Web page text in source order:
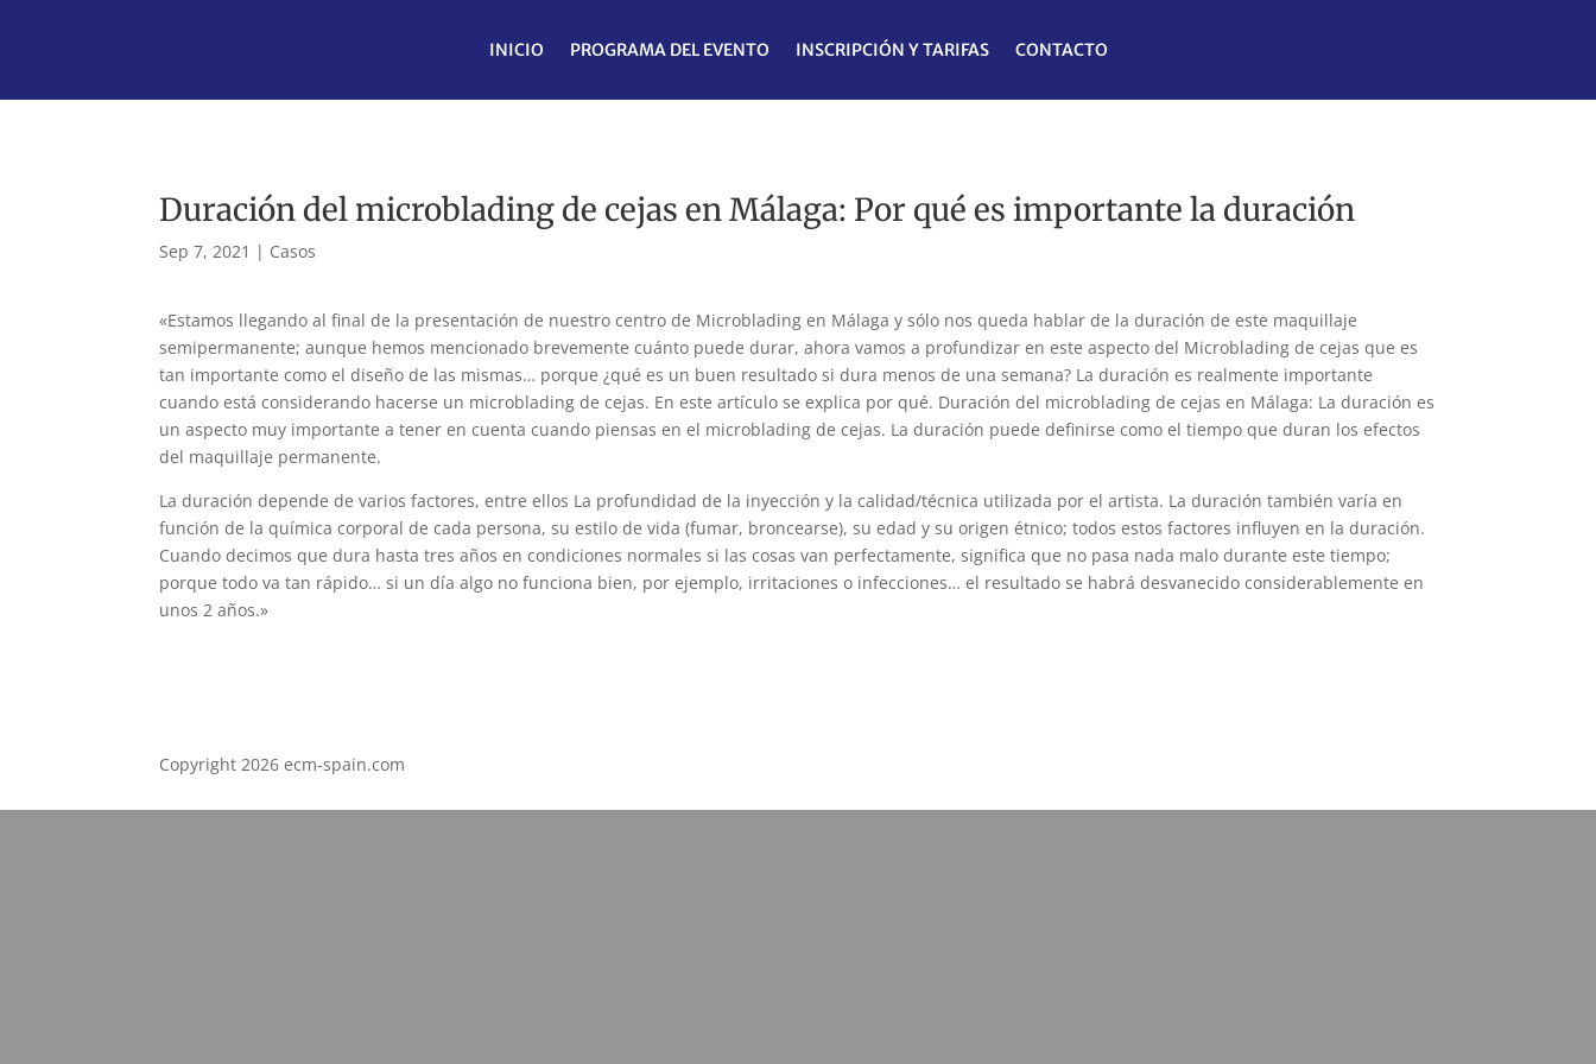
INICIO PROGRAMA DEL EVENTO INSCRIPCIÓN Y TARIFAS CONTACTO
Duración del microblading de cejas en Málaga: Por qué es importante la duración
Sep 7, 2021 | Casos
«Estamos llegando al final de la presentación de nuestro centro de Microblading en Málaga y sólo nos queda hablar de la duración de este maquillaje
semipermanente; aunque hemos mencionado brevemente cuánto puede durar, ahora vamos a profundizar en este aspecto del Microblading de cejas que es
tan importante como el diseño de las mismas… porque ¿qué es un buen resultado si dura menos de una semana? La duración es realmente importante
cuando está considerando hacerse un microblading de cejas. En este artículo se explica por qué. Duración del microblading de cejas en Málaga: La duración es
un aspecto muy importante a tener en cuenta cuando piensas en el microblading de cejas. La duración puede definirse como el tiempo que duran los efectos
del maquillaje permanente.
La duración depende de varios factores, entre ellos La profundidad de la inyección y la calidad/técnica utilizada por el artista. La duración también varía en
función de la química corporal de cada persona, su estilo de vida (fumar, broncearse), su edad y su origen étnico; todos estos factores influyen en la duración.
Cuando decimos que dura hasta tres años en condiciones normales si las cosas van perfectamente, significa que no pasa nada malo durante este tiempo;
porque todo va tan rápido… si un día algo no funciona bien, por ejemplo, irritaciones o infecciones… el resultado se habrá desvanecido considerablemente en
unos 2 años.»
Copyright 2026 ecm-spain.com